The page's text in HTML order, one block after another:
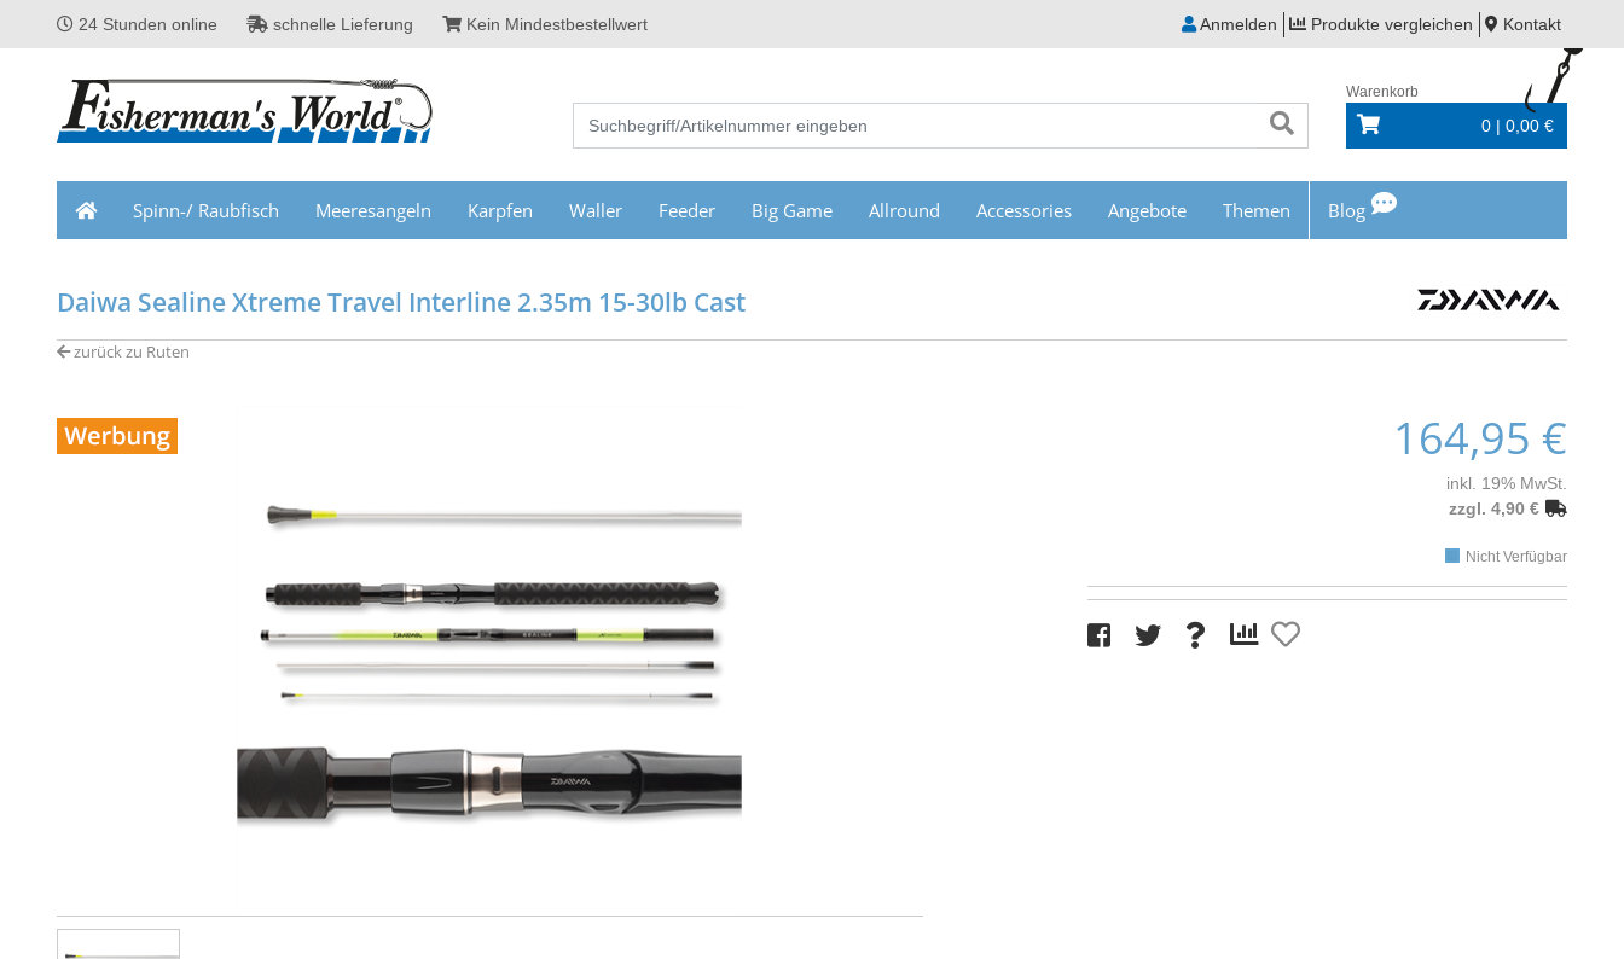
24 Stunden online schnelle Lieferung Kein Mindestbestellwert Anmelden Produkte vergleichen Kontakt
Warenkorb
0 | 0,00 €
Spinn-/ Raubfisch Meeresangeln Karpfen Waller Feeder Big Game Allround Accessories Angebote Themen Blog
Daiwa Sealine Xtreme Travel Interline 2.35m 15-30lb Cast
zurück zu Ruten
164,95 €
inkl. 19% MwSt.
zzgl. 4,90 €
Nicht Verfügbar